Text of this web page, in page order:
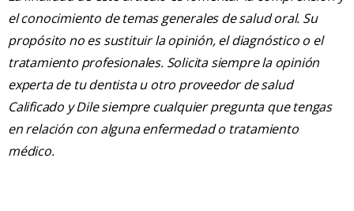
el conocimiento de temas generales de salud oral. Su
propósito no es sustituir la opinión, el diagnóstico o el
tratamiento profesionales. Solicita siempre la opinión
experta de tu dentista u otro proveedor de salud
Calificado y Dile siempre cualquier pregunta que tengas
en relación con alguna enfermedad o tratamiento
médico.